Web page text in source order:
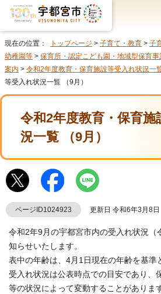
現在の位置： トップページ > 子育て・教育 > 子
幼稚園等 > 保育所・認定こども園・地域型保育事
案内 > 令和2年度教育・保育施設等受入れ状況一
等受入れ状況一覧 （9月）
令和2年度教育・保育施
況一覧 （9月）
ページID1024923 更新日 令和6年3月8日
令和2年9月の宇都宮市内の受入れ状況（
知らせいたします。
表中の年齢は、4月1日現在の年齢を基準
受入れ状況は公表時点での目安であり、
等の状況によって変動することがありま